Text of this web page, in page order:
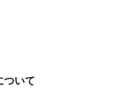
ついて